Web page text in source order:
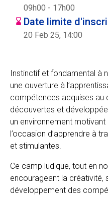
Panier
ENFR
09h00 - 17h00
Date limite
20 Feb 25, 14:00
Instinctif et fondamental à
une ouverture à
compétences acquises au
découvertes et
un environnement
l’occasion d’apprendre à
et stimulantes.
Ce camp ludique, tout en
encourageant la créativité,
développement des